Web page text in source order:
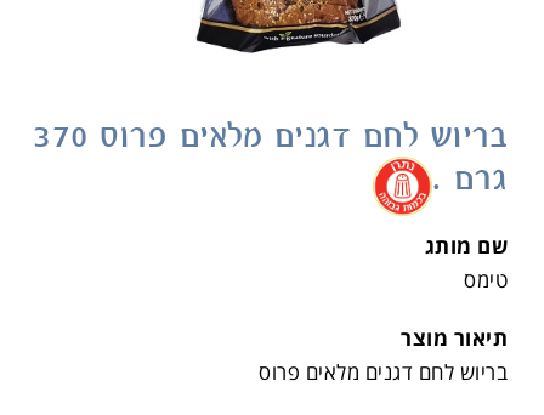
בריוש לחם דגנים מלאים פרוס 370
גרם .
.
שם מותג
טימס
תיאור מוצר
בריוש לחם דגנים מלאים פרוס